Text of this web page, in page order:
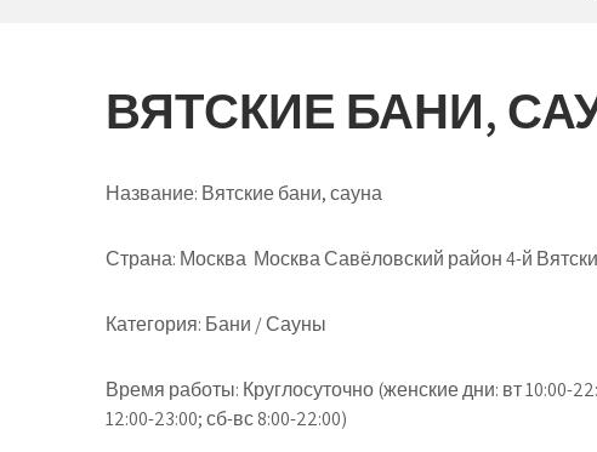
ВЯТСКИЕ БАНИ,
Название: Вятские бани, сауна
Страна: Москва Москва Савёловский район 4-й
Категория: Бани / Сауны
Время работы: Круглосуточно (женские дни: вт 10:00-
12:00-23:00; сб-вс 8:00-22:00)